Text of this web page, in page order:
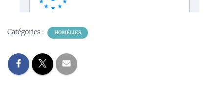
Catégories : HOMÉLIES